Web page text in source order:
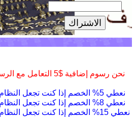
الاشتراك
- نعطي 5% الخصم إذا كنت تجعل النظام مع السعر أكثر من $100
- نعطي 8% الخصم إذا كنت تجعل النظام مع السعر أكثر من $300
- نعطي 15% الخصم إذا كنت تجعل النظام مع السعر أكثر من $700